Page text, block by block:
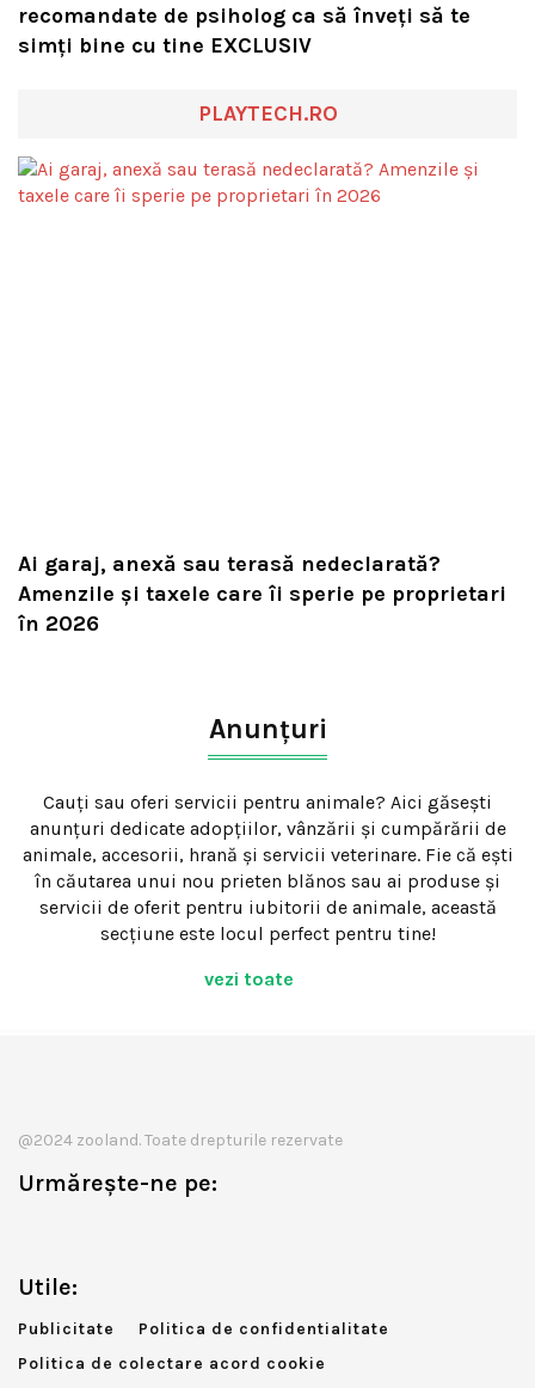
recomandate de psiholog ca să înveți să te
simți bine cu tine EXCLUSIV
PLAYTECH.RO
Ai garaj, anexă sau terasă nedeclarată?
Amenzile și taxele care îi sperie pe proprietari
în 2026
Anunțuri
Cauți sau oferi servicii pentru animale? Aici găsești
anunțuri dedicate adopțiilor, vânzării și cumpărării de
animale, accesorii, hrană și servicii veterinare. Fie că ești
în căutarea unui nou prieten blănos sau ai produse și
servicii de oferit pentru iubitorii de animale, această
secțiune este locul perfect pentru tine!
vezi toate
@2024 zooland. Toate drepturile rezervate
Urmărește-ne pe:
Utile:
Publicitate
Politica de confidentialitate
Politica de colectare acord cookie